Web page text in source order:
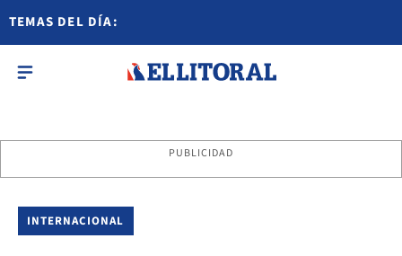
TEMAS DEL DÍA:
PUBLICIDAD
INTERNACIONAL